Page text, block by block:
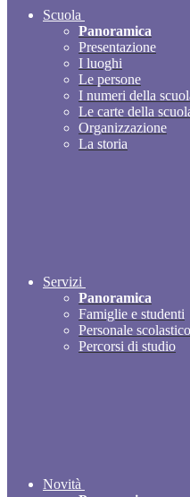
Scuola
Panoramica
Presentazione
I luoghi
Le persone
I numeri della
Le carte della
Organizzazione
La storia
Servizi
Panoramica
Famiglie e studenti
Personale scolastico
Percorsi di studio
Novità